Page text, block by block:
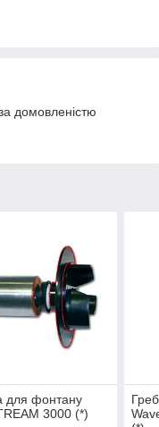
домовленістю
для фонтану
3000 (*)